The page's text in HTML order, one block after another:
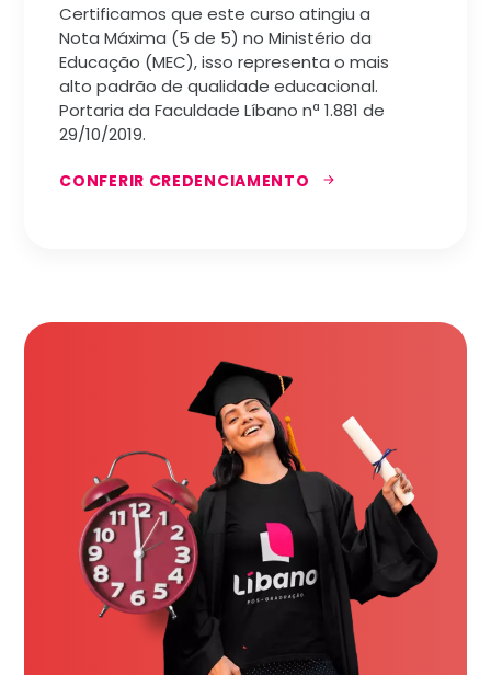
Certificamos que este curso atingiu a
Nota Máxima (5 de 5) no Ministério da
Educação (MEC), isso representa o mais
alto padrão de qualidade educacional.
Portaria da Faculdade Líbano nª 1.881 de
29/10/2019.
CONFERIR CREDENCIAMENTO